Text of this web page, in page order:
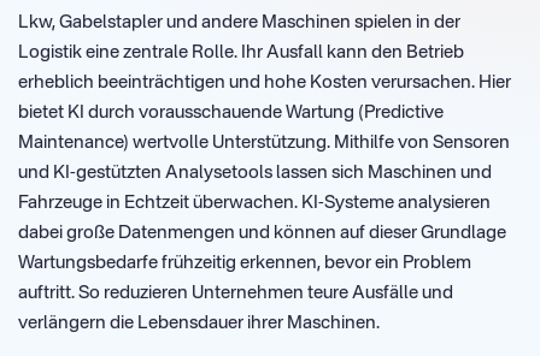
Lkw, Gabelstapler und andere Maschinen spielen in der
Logistik eine zentrale Rolle. Ihr Ausfall kann den Betrieb
erheblich beeinträchtigen und hohe Kosten verursachen. Hier
bietet KI durch vorausschauende Wartung (Predictive
Maintenance) wertvolle Unterstützung. Mithilfe von Sensoren
und KI-gestützten Analysetools lassen sich Maschinen und
Fahrzeuge in Echtzeit überwachen. KI-Systeme analysieren
dabei große Datenmengen und können auf dieser Grundlage
Wartungsbedarfe frühzeitig erkennen, bevor ein Problem
auftritt. So reduzieren Unternehmen teure Ausfälle und
verlängern die Lebensdauer ihrer Maschinen.